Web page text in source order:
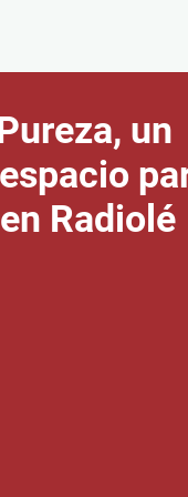
un
Radiolé